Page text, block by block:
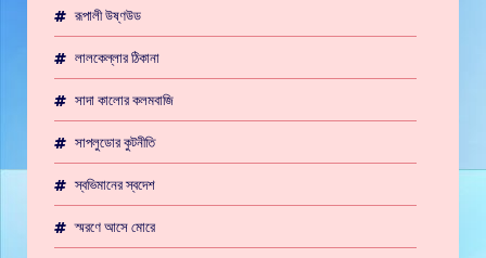
রূপালী উষ্ণউড
লালকেল্লার ঠিকানা
সাদা কালোর কলমবাজি
সাপলুডোর কুটনীতি
স্বভিমানের স্বদেশ
স্মরণে আসে মোরে